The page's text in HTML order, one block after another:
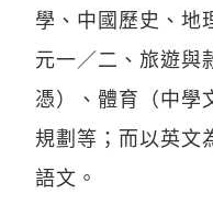
學、中國歷史、地
元一／二、旅遊與
憑）、體育（中學
規劃等；而以英文
語文。